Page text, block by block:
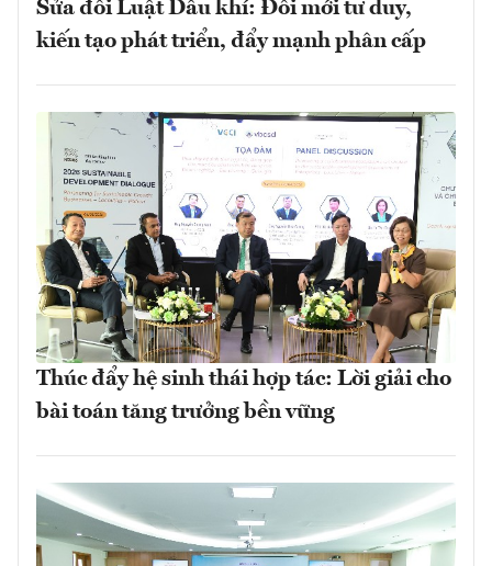
Sửa đổi Luật Dầu khí: Đổi mới tư duy,
kiến tạo phát triển, đẩy mạnh phân cấp
Thúc đẩy hệ sinh thái hợp tác: Lời giải cho
bài toán tăng trưởng bền vững